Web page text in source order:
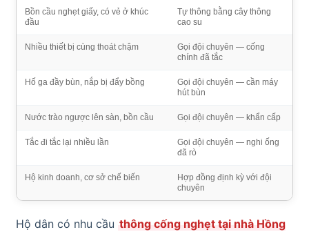
Bồn cầu nghẹt giấy, có vẻ ở khúc
đầu
Tự thông bằng cây thông
cao su
Nhiều thiết bị cùng thoát chậm
Gọi đội chuyên — cống
chính đã tắc
Hố ga đầy bùn, nắp bị đẩy bồng
Gọi đội chuyên — cần máy
hút bùn
Nước trào ngược lên sàn, bồn cầu Gọi đội chuyên — khẩn cấp
Tắc đi tắc lại nhiều lần
Gọi đội chuyên — nghi ống
đã rò
Hộ kinh doanh, cơ sở chế biến
Hợp đồng định kỳ với đội
chuyên
Hộ dân có nhu cầu thông cống nghẹt tại nhà Hồng